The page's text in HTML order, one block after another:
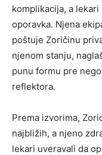
komplikacija, a
oporavka. Njena
poštuje Zoričinu
njenom stanju,
punu formu pre
reflektora.
Prema izvorima,
najbližih, a njeno
lekari uveravali da